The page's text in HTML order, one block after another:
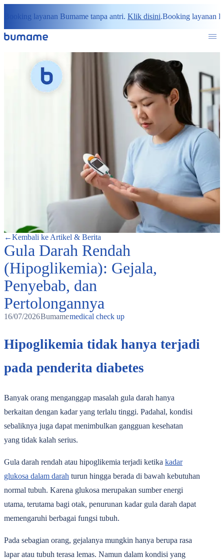
Booking layanan Bumame tanpa antri. Klik disini.Booking layanan
←Kembali ke Artikel & Berita
Gula Darah Rendah
(Hipoglikemia): Gejala,
Penyebab, dan
Pertolongannya
16/07/2026Bumamemedical check up
Hipoglikemia tidak hanya terjadi
pada penderita diabetes
Banyak orang menganggap masalah gula darah hanya
berkaitan dengan kadar yang terlalu tinggi. Padahal, kondisi
sebaliknya juga dapat menimbulkan gangguan kesehatan
yang tidak kalah serius.
Gula darah rendah atau hipoglikemia terjadi ketika kadar
glukosa dalam darah turun hingga berada di bawah kebutuhan
normal tubuh. Karena glukosa merupakan sumber energi
utama, terutama bagi otak, penurunan kadar gula darah dapat
memengaruhi berbagai fungsi tubuh.
Pada sebagian orang, gejalanya mungkin hanya berupa rasa
lapar atau tubuh terasa lemas. Namun dalam kondisi yang